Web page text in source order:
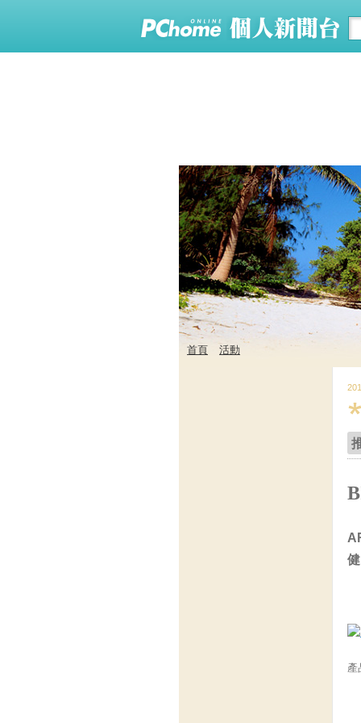
首頁 活動
產